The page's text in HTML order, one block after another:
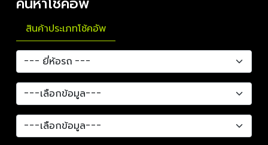
สินค้าประเภทโช้คอัพ